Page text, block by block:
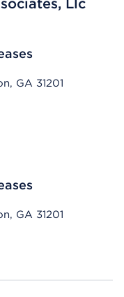
Llc
GA 31201
mobile devices
GA 31201
mobile devices